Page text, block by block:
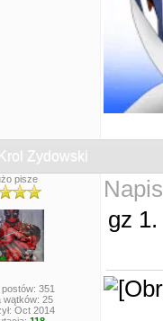
Zydowski
pisze
351
wątków: 25
Oct 2014
gz